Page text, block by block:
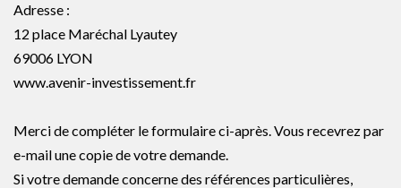
LOUER
NOTRE AGENCE
Adresse :
12 place Maréchal Lyautey
69006 LYON
www.avenir-investissement.fr
Merci de compléter le formulaire ci-après. Vous recevrez par
e-mail une copie de votre demande.
Si votre demande concerne des références particulières,